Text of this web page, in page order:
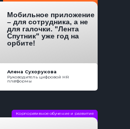
Алена Сухорукова
Мобильное приложение
– для сотрудника, а не
для галочки. "Лента
Спутник" уже год на
орбите!
Руководитель цифровой HR
платформы
Корпоративное обучение и развитие